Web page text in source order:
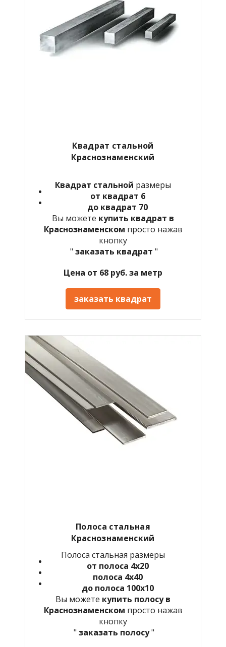
Квадрат стальной
Краснознаменский
Квадрат стальной размеры
от квадрат 6
до квадрат 70
Вы можете купить квадрат в
Краснознаменском просто нажав
кнопку
" заказать квадрат "
Цена от 68 руб. за метр
заказать квадрат
Полоса стальная
Краснознаменский
Полоса стальная размеры
от полоса 4х20
полоса 4х40
до полоса 100х10
Вы можете купить полосу в
Краснознаменском просто нажав
кнопку
" заказать полосу"